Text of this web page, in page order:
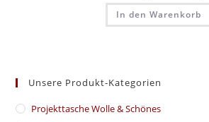
In den Warenkorb
Unsere Produkt-Kategorien
​Projekttasche Wolle & Schönes